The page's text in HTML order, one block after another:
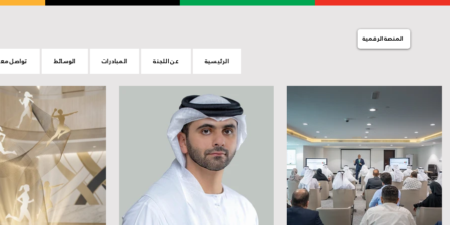
الرئيسية عن اللجنة المبادرات الوسائط تواصل
المنصة الرقمية